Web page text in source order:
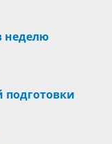
неделю
подготовки